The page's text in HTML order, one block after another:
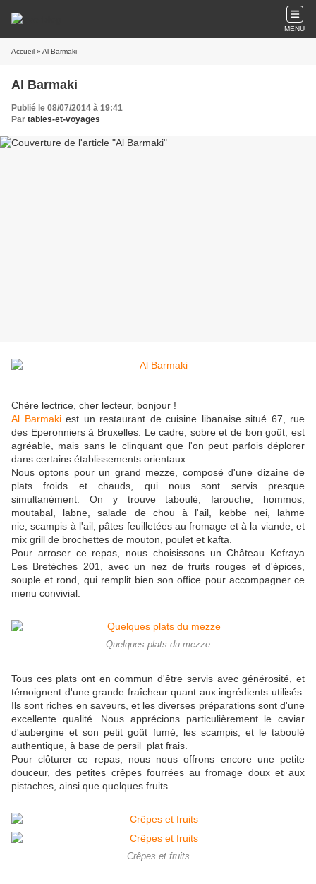
MENU
Accueil » Al Barmaki
Al Barmaki
Publié le 08/07/2014 à 19:41
Par tables-et-voyages
Chère lectrice, cher lecteur, bonjour !
Al Barmakiest un restaurant de cuisine libanaise situé 67, rue
des Eperonniers à Bruxelles. Le cadre, sobre et de bon goût, est
agréable, mais sans le clinquant que l'on peut parfois déplorer
dans certains établissements orientaux.
Nous optons pour un grand mezze, composé d'une dizaine de
plats froids et chauds, qui nous sont servis presque
simultanément. On y trouve taboulé, farouche, hommos,
moutabal, labne, salade de chou à l'ail, kebbe nei, lahme
nie, scampis à l'ail, pâtes feuilletées au fromage et à la viande, et
mix grill de brochettes de mouton, poulet et kafta.
Pour arroser ce repas, nous choisissons un Château Kefraya
Les Bretèches 201, avec un nez de fruits rouges et d'épices,
souple et rond, qui remplit bien son office pour accompagner ce
menu convivial.
Quelques plats du mezze
Tous ces plats ont en commun d'être servis avec générosité, et
témoignent d'une grande fraîcheur quant aux ingrédients utilisés.
Ils sont riches en saveurs, et les diverses préparations sont d'une
excellente qualité. Nous apprécions particulièrement le caviar
d'aubergine et son petit goût fumé, les scampis, et le taboulé
authentique, à base de persil plat frais.
Pour clôturer ce repas, nous nous offrons encore une petite
douceur, des petites crêpes fourrées au fromage doux et aux
pistaches, ainsi que quelques fruits.
Crêpes et fruits